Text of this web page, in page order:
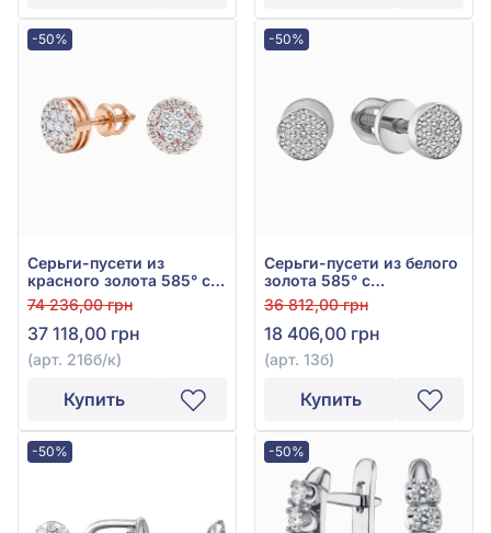
-50%
Серьги-пусети из
красного золота 585° с
бриллиантами 0,24ct,
арт. 216б/к
74 236,00 грн
37 118,00 грн
(арт. 216б/к)
Купить
-50%
Серьги-пусети из белого
золота 585° с
бриллиантом 0,098ct,
арт. 13б
36 812,00 грн
18 406,00 грн
(арт. 13б)
Купить
-50% -50%